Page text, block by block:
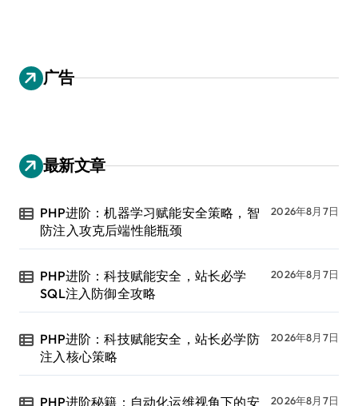
广告
最新文章
PHP进阶：机器学习赋能安全策略，智
防注入攻克后端性能瓶颈
2026年8月7日
PHP进阶：科技赋能安全，站长必学
SQL注入防御全攻略
2026年8月7日
PHP进阶：科技赋能安全，站长必学防
注入核心策略
2026年8月7日
PHP进阶秘籍：自动化运维视角下的安 2026年8月7日